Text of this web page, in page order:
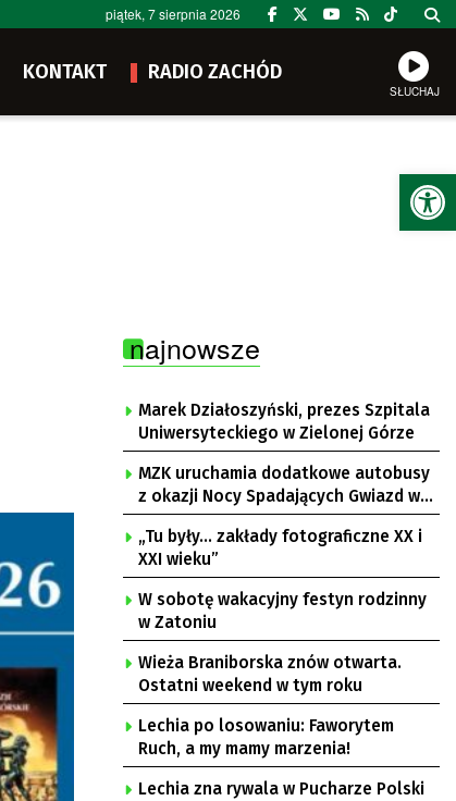
piątek, 7 sierpnia 2026
KONTAKT RADIO ZACHÓD
SŁUCHAJ
najnowsze
Marek Działoszyński, prezes Szpitala
Uniwersyteckiego w Zielonej Górze
MZK uruchamia dodatkowe autobusy
z okazji Nocy Spadających Gwiazd w
Ochli
„Tu były… zakłady fotograficzne XX i
XXI wieku”
W sobotę wakacyjny festyn rodzinny
w Zatoniu
Wieża Braniborska znów otwarta.
Ostatni weekend w tym roku
Lechia po losowaniu: Faworytem
Ruch, a my mamy marzenia!
Lechia zna rywala w Pucharze Polski